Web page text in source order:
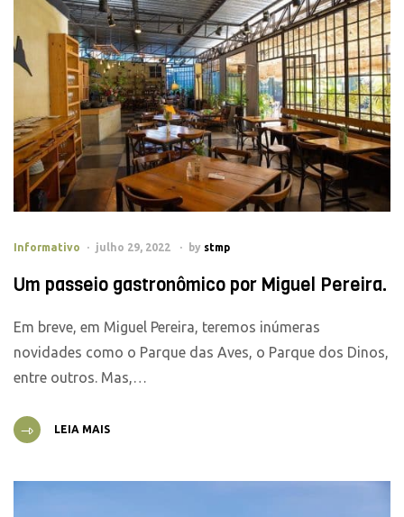
Informativo julho 29, 2022 by stmp
Um passeio gastronômico por Miguel Pereira.
Em breve, em Miguel Pereira, teremos inúmeras
novidades como o Parque das Aves, o Parque dos Dinos,
entre outros. Mas,…
LEIA MAIS